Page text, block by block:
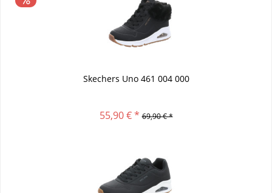
Skechers Uno 461 004 000
55,90 € * 69,90 € *